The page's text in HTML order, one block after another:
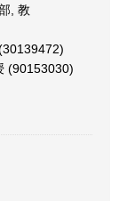
, 教
(90153030)